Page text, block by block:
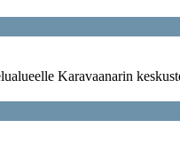
Karavaanarin